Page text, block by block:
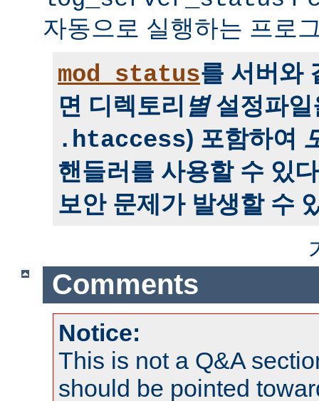
자동으로 실행하는 프로
mod_status를 서버와
면 디렉토리 별설정파일
.htaccess) 포함하여
핸들러를 사용할 수 있
보안 문제가 발생할 수
Comments
Notice:
This is not a Q&A
should be pointed